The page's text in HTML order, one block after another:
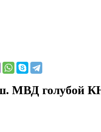
МВД голубой